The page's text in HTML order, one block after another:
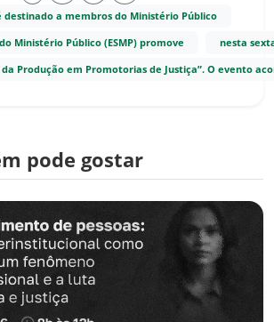
destinado a membros do Ministério Público
Ministério Público (ESMP) promove nesta
Produção em Promotorias de Justiça”. O evento
pode gostar